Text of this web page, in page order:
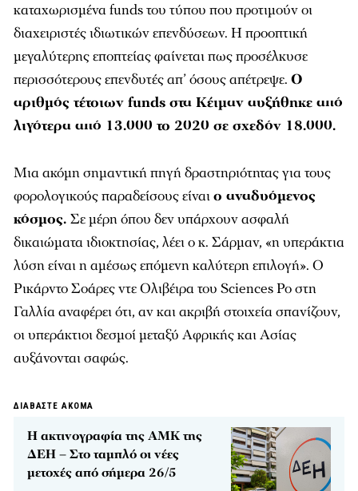
καταχωρισμένα funds του τύπου που προτιμούν οι
διαχειριστές ιδιωτικών επενδύσεων. Η προοπτική
μεγαλύτερης εποπτείας φαίνεται πως προσέλκυσε
περισσότερους επενδυτές απ’ όσους απέτρεψε. Ο
αριθμός τέτοιων funds στα Κέιμαν αυξήθηκε από
λιγότερα από 13.000 το 2020 σε σχεδόν 18.000.
Μια ακόμη σημαντική πηγή δραστηριότητας για τους
φορολογικούς παραδείσους είναιο αναδυόμενος
κόσμος. Σε μέρη όπου δεν υπάρχουν ασφαλή
δικαιώματα ιδιοκτησίας, λέει ο κ. Σάρμαν, «η υπεράκτια
λύση είναι η αμέσως επόμενη καλύτερη επιλογή». Ο
Ρικάρντο Σοάρες ντε Ολιβέιρα του Sciences Po στη
Γαλλία αναφέρει ότι, αν και ακριβή στοιχεία σπανίζουν,
οι υπεράκτιοι δεσμοί μεταξύ Αφρικής και Ασίας
αυξάνονται σαφώς.
ΔΙΑΒΑΣΤΕ ΑΚΟΜΑ
Η ακτινογραφία της ΑΜΚ της
ΔΕΗ – Στο ταμπλό οι νέες
μετοχές από σήμερα 26/5